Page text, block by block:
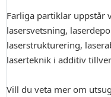
Farliga partiklar uppstår
lasersvetsning,
laserstrukturering,
laserteknik i additiv
Vill du veta mer om